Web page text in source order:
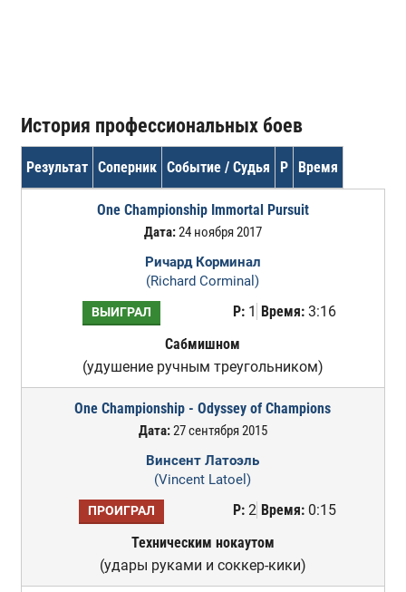
История профессиональных боев
Результат Соперник Событие / Судья Р Время
One Championship Immortal Pursuit
Дата:24 ноября 2017
Ричард Корминал
(Richard Corminal)
ВЫИГРАЛ Р:1 Время:3:16
Сабмишном
(удушение ручным треугольником)
One Championship - Odyssey of Champions
Дата:27 сентября 2015
Винсент Латоэль
(Vincent Latoel)
ПРОИГРАЛ Р:2 Время:0:15
Техническим нокаутом
(удары руками и соккер-кики)